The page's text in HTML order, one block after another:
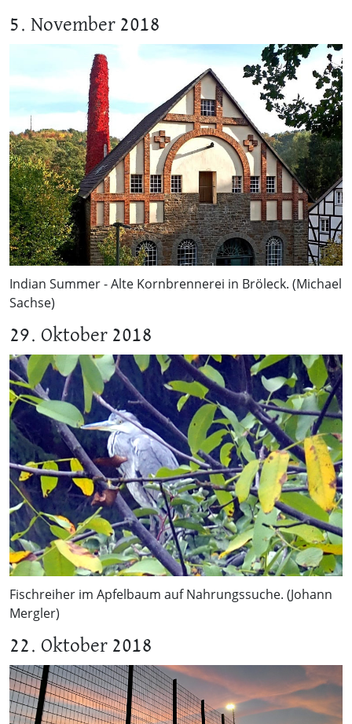
5. November 2018
Indian Summer - Alte Kornbrennerei in Bröleck. (Michael
Sachse)
29. Oktober 2018
Fischreiher im Apfelbaum auf Nahrungssuche. (Johann
Mergler)
22. Oktober 2018